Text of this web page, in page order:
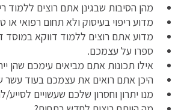
מהן הסיבות שבגינן אתם רוצים ללמוד
מדוע ריפוי בעיסוק ולא תחום רפואי או
מדוע אתם רוצים ללמוד דווקא במוסד
ספרו על עצמכם.
אילו תכונות אתם מביאים עימכם שהן
היכן אתם רואים את עצמכם בעוד עשר
מנו יתרון וחסרון שלכם שעשויים